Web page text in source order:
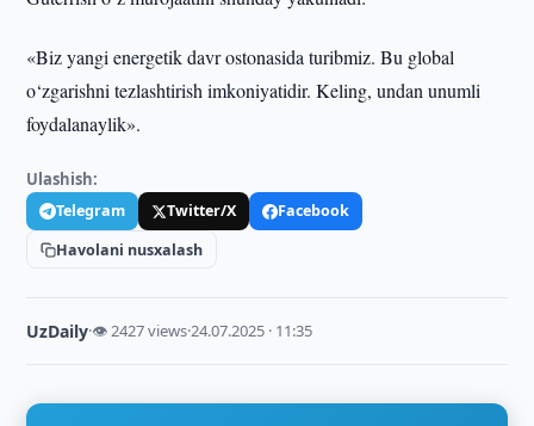
«Biz yangi energetik davr ostonasida turibmiz. Bu global
o‘zgarishni tezlashtirish imkoniyatidir. Keling, undan unumli
foydalanaylik».
Ulashish:
Telegram Twitter/X
Facebook
Havolani nusxalash
UzDaily·👁 2427 views·24.07.2025 · 11:35